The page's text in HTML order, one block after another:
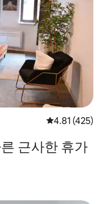
평점 4.81점(5
4.81 (425)
근사한 휴가